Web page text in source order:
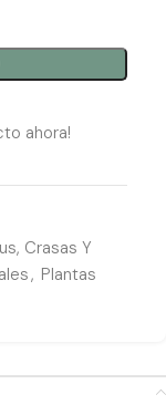
ahora!
Crasas Y
, Plantas